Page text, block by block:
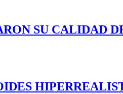
SU CALIDAD